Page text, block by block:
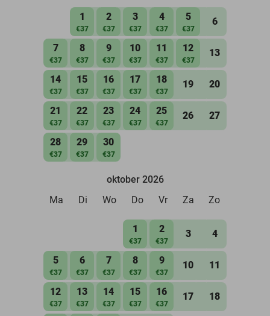
1
€37
2
€37
3
€37
4
€37
5
€37
6
7
€37
8
€37
9
€37
10
€37
11
€37
12
€37
13
14
€37
15
€37
16
€37
17
€37
18
€37
19 20
21
€37
22
€37
23
€37
24
€37
25
€37
26 27
28
€37
29
€37
30
€37
oktober 2026
Ma
Di Wo Do Vr Za Zo
1
€37
2
€37
3 4
5
€37
6
€37
7
€37
8
€37
9
€37
10 11
12
€37
13
€37
14
€37
15
€37
16
€37
17 18